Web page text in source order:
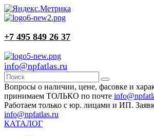
+7 495 849 26 37
info@npfatlas.ru
Вопросы о наличии, цене, фасовке и
принимаем ТОЛЬКО по почте
Работаем только с юр. лицами и ИП.
info@npfatlas.ru
КАТАЛОГ